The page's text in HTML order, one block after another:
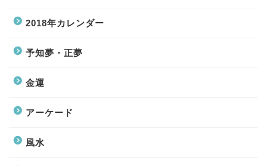
2018年カレンダー
予知夢・正夢
金運
アーケード
風水